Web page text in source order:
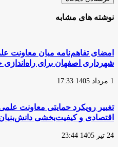
نوشته های مشابه
امضای تفاهم‌نامه میان معاونت
شهرداری اصفهان برای راه‌اندازی
1 مرداد 1405 17:33
تغییر رویکرد حمایتی معاونت
اقتصادی و کیفیت‌بخشی
24 تیر 1405 23:44